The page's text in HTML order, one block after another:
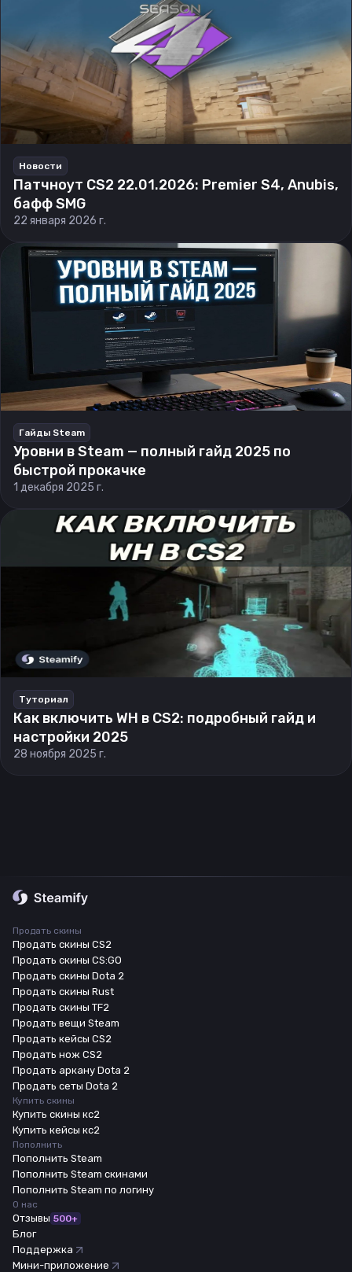
Новости
Патчноут CS2 22.01.2026: Premier S4, Anubis,
бафф SMG
22 января 2026 г.
Гайды Steam
Уровни в Steam — полный гайд 2025 по
быстрой прокачке
1 декабря 2025 г.
Туториал
Как включить WH в CS2: подробный гайд и
настройки 2025
28 ноября 2025 г.
Продать скины
Продать скины CS2
Продать скины CS:GO
Продать скины Dota 2
Продать скины Rust
Продать скины TF2
Продать вещи Steam
Продать кейсы CS2
Продать нож CS2
Продать аркану Dota 2
Продать сеты Dota 2
Купить скины
Купить скины кс2
Купить кейсы кс2
Пополнить
Пополнить Steam
Пополнить Steam скинами
Пополнить Steam по логину
О нас
Отзывы 500+
Блог
Поддержка
Мини-приложение